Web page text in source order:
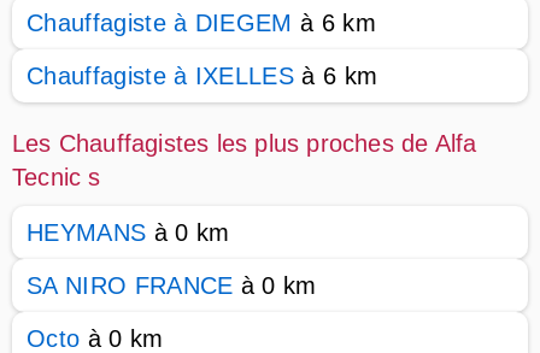
Chauffagiste à DIEGEM à 6 km
Chauffagiste à IXELLES à 6 km
Les Chauffagistes les plus proches de Alfa
Tecnic s
HEYMANS à 0 km
SA NIRO FRANCE à 0 km
Octo à 0 km